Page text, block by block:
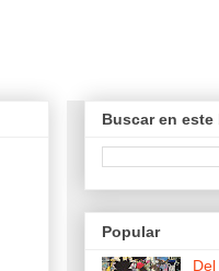
Buscar en este
Popular